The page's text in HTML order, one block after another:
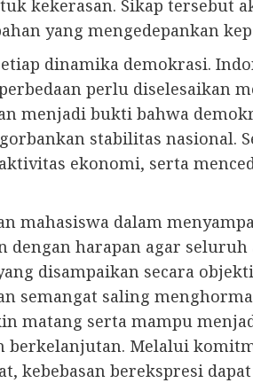
kekerasan. Sikap tersebut
yang mengedepankan
dinamika demokrasi.
perlu diselesaikan
menjadi bukti bahwa
stabilitas nasional.
ekonomi, serta
mahasiswa dalam
harapan agar
disampaikan secara
semangat saling
matang serta mampu
Melalui
kebebasan berekspresi